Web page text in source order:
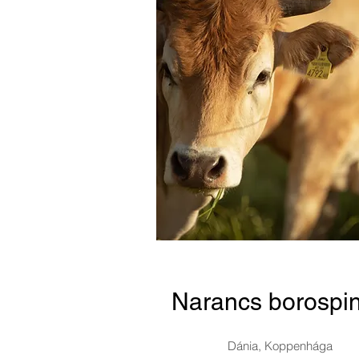
Narancs
Dánia, Koppenhága